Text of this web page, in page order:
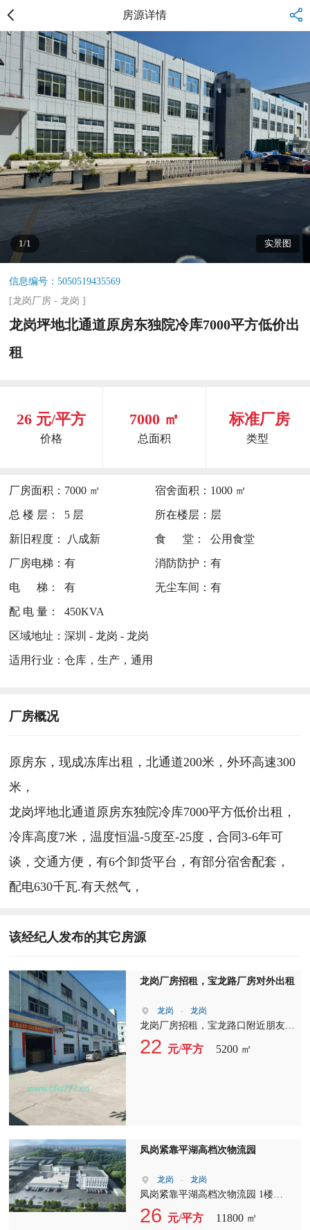
房源详情
1/1 实景图
信息编号：5050519435569
[龙岗厂房 -龙岗 ]
龙岗坪地北通道原房东独院冷库7000平方低价出
租
26 元/平方
价格
7000 ㎡
总面积
标准厂房
类型
厂房面积： 7000 ㎡ 宿舍面积： 1000 ㎡
总 楼 层： 5 层 所在楼层： 层
新旧程度： 八成新 食 堂： 公用食堂
厂房电梯：有 消防防护： 有
电 梯： 有 无尘车间： 有
配 电 量： 450KVA
区域地址：深圳 - 龙岗 - 龙岗
适用行业：仓库，生产，通用
厂房概况
原房东，现成冻库出租，北通道200米，外环高速300
米，
龙岗坪地北通道原房东独院冷库7000平方低价出租，
冷库高度7米，温度恒温-5度至-25度，合同3-6年可
谈，交通方便，有6个卸货平台，有部分宿舍配套，
配电630千瓦.有天然气，
该经纪人发布的其它房源
龙岗厂房招租，宝龙路厂房对外出租
龙岗 - 龙岗
龙岗厂房招租，宝龙路口附近朋友新
装修厂房对外出租，无转让费，厂房
1-3层3700平米，宿舍1500平米，有2
22 元/平方 5200 ㎡
凤岗紧靠平湖高档次物流园
龙岗 - 龙岗
凤岗紧靠平湖高档次物流园 1楼
11800平（7米高）双面库，楼上每层
1700平/6000平方，大小好分租，5吨
26 元/平方 11800 ㎡